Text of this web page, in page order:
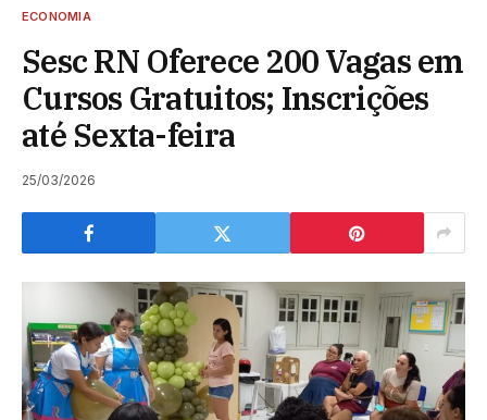
ECONOMIA
Sesc RN Oferece 200 Vagas em
Cursos Gratuitos; Inscrições
até Sexta-feira
25/03/2026